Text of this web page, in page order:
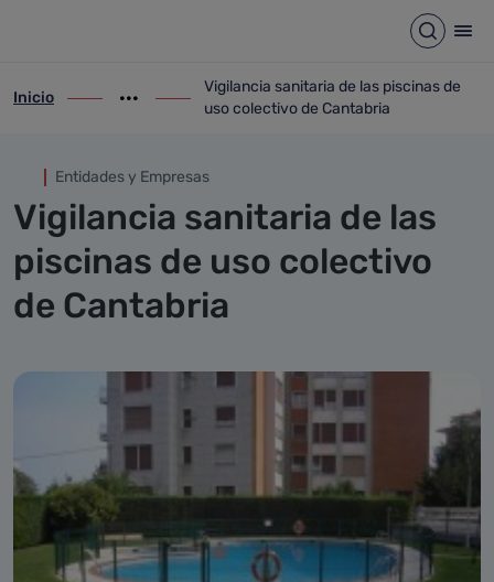
Vigilancia sanitaria de lasAbrir
ir-a inicio
Inicio
Mostrar opciones del camino de migas
ir-a Vigilancia sanitaria de las piscinas
Vigilancia sanitaria de las piscinas de
uso colectivo de Cantabria
Entidades y Empresas
Vigilancia sanitaria de las
piscinas de uso colectivo
de Cantabria